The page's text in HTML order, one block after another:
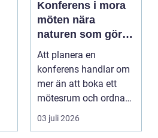
Konferens i mora
möten nära
naturen som gör
skillnad
Att planera en
konferens handlar om
mer än att boka ett
mötesrum och ordna
fika. För många
03 juli 2026